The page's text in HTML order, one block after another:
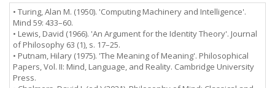
• Turing, Alan M. (1950). 'Computing Machinery and Intelligence'.
Mind 59: 433–60.
• Lewis, David (1966). 'An Argument for the Identity Theory'. Journal
of Philosophy 63 (1), s. 17–25.
• Putnam, Hilary (1975). 'The Meaning of Meaning'. Philosophical
Papers, Vol. II: Mind, Language, and Reality. Cambridge University
Press.